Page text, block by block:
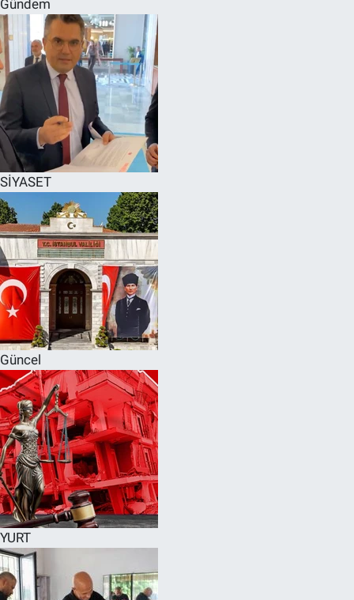
Gündem
SİYASET
Güncel
YURT
SPOR
RESMİ İLANLAR